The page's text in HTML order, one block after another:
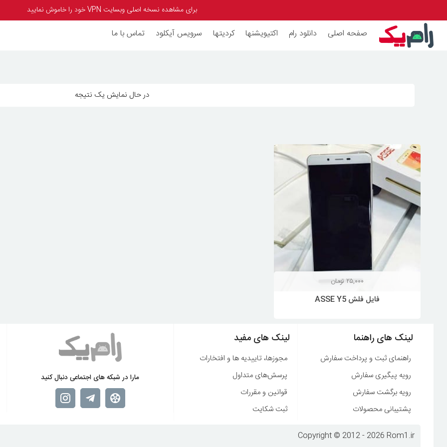
برای مشاهده نسخه اصلی وبسایت VPN خود را خاموش نمایید
صفحه اصلی دانلود رام اکتیویشنها کردیتها سرویس آیکلود تماس با ما
در حال نمایش یک نتیجه
فایل فلش ASSE Y5
۲۵,۰۰۰ تومان
لینک های راهنما
راهنمای ثبت و پرداخت سفارش
رویه پیگیری سفارش
رویه برگشت سفارش
پشتیبانی محصولات
لینک های مفید
مجوزها، تاییدیه ها و افتخارات
پرسش‌های متداول
قوانین و مقررات
ثبت شکایت
مارا در شبکه های اجتماعی دنبال کنید
Copyright © 2012 - 2026 Rom1.ir